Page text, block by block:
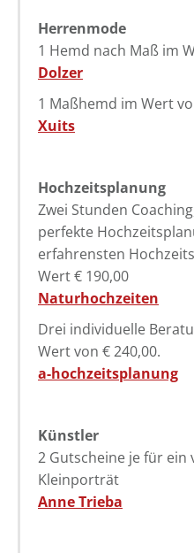
Herrenmode
1 Hemd nach Maß im
Dolzer
1 Maßhemd im Wert
Xuits
Hochzeitsplanung
Zwei Stunden
perfekte
erfahrensten
Wert € 190,00
Naturhochzeiten
Drei individuelle
Wert von € 240,00.
a-hochzeitsplanung
Künstler
2 Gutscheine je für ein
Kleinporträt
Anne Trieba